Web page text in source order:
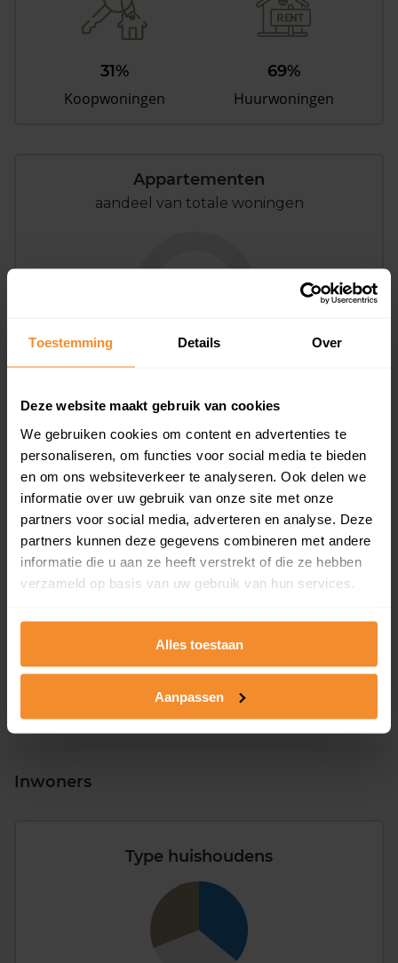
Toestemming Details Over
Deze website maakt gebruik van cookies
We gebruiken cookies om content en advertenties te
personaliseren, om functies voor social media te bieden
en om ons websiteverkeer te analyseren. Ook delen we
informatie over uw gebruik van onze site met onze
partners voor social media, adverteren en analyse. Deze
partners kunnen deze gegevens combineren met andere
informatie die u aan ze heeft verstrekt of die ze hebben
verzameld op basis van uw gebruik van hun services.
Alles toestaan
Aanpassen
31%
Koopwoningen
69%
Huurwoningen
Appartementen
aandeel van totale woningen
T/m 1945
31%
2008 of later
4%
Inwoners
Type huishoudens